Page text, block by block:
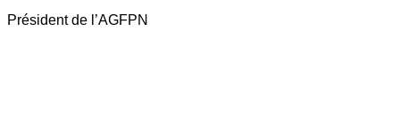
Président de l’AGFPN